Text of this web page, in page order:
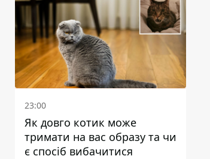
23:00
Як довго котик може
тримати на вас образу та чи
є спосіб вибачитися